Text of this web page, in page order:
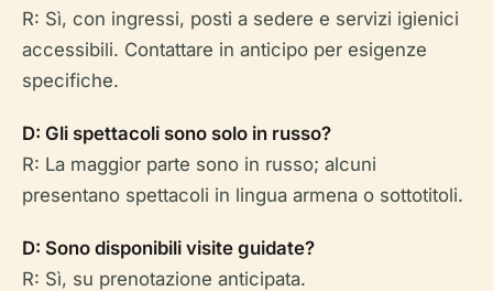
R: Sì, con ingressi, posti a sedere e servizi igienici
accessibili. Contattare in anticipo per esigenze
specifiche.
D: Gli spettacoli sono solo in russo?
R: La maggior parte sono in russo; alcuni
presentano spettacoli in lingua armena o sottotitoli.
D: Sono disponibili visite guidate?
R: Sì, su prenotazione anticipata.